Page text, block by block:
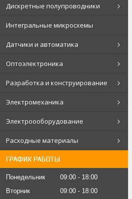
Дискретные полупроводники
Интегральные микросхемы
Датчики и автоматика
Оптоэлектроника
Разработка и конструирование
Электромеханика
Электроооборудование
Расходные материалы
ГРАФИК РАБОТЫ
Понедельник 09:00
18:00
Вторник
09:00
18:00